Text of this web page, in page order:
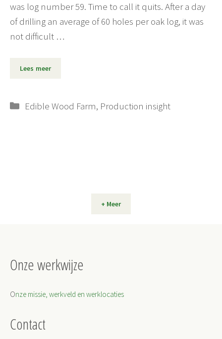
was log number 59. Time to call it quits. After a day
of drilling an average of 60 holes per oak log, it was
not difficult …
Lees meer
Categorieën
Edible Wood Farm, Production insight
+ Meer
Onze werkwijze
Onze missie, werkveld en werklocaties
Contact